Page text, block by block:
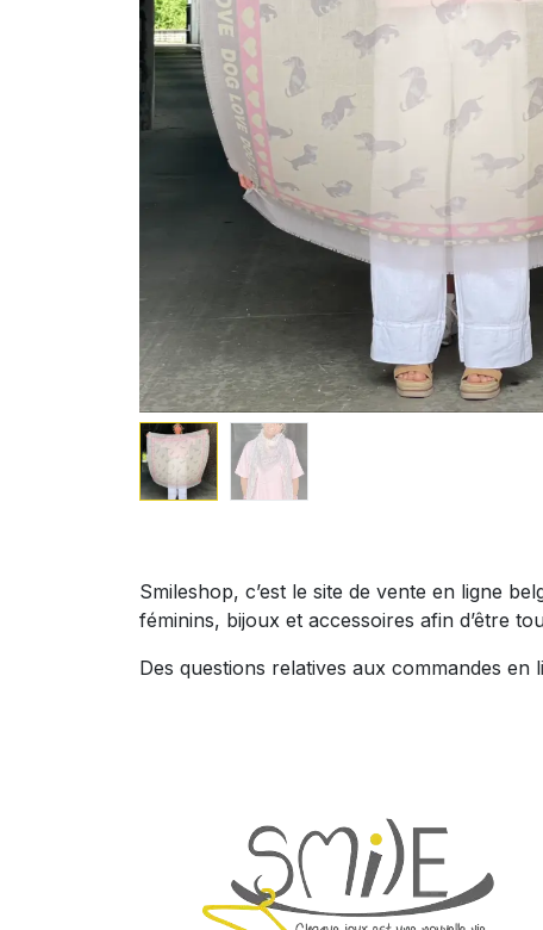
Smileshop, c’est le site de vente en ligne
féminins, bijoux et accessoires afin d’être
Des questions relatives aux commandes en